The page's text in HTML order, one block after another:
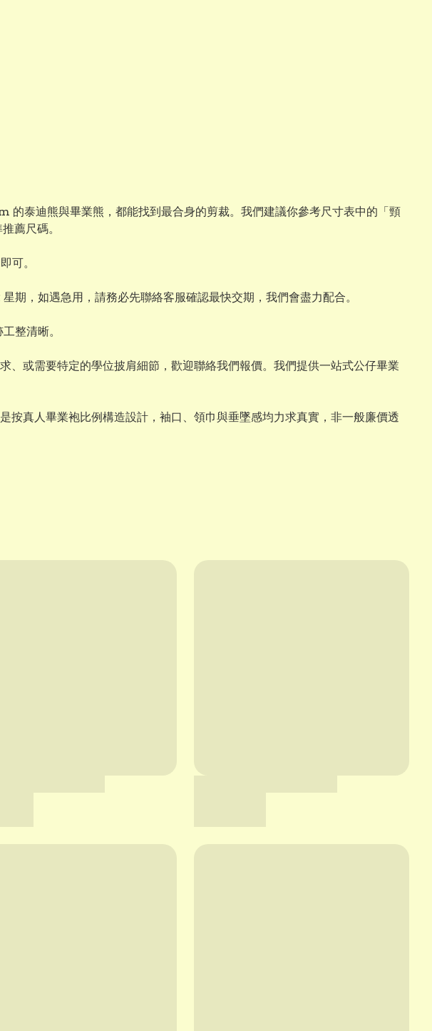
泰迪熊與畢業熊，都能找到最合身的剪裁。我們建議你參考尺寸表中的「頸
薦尺碼。
可。
期，如遇急用，請務必先聯絡客服確認最快交期，我們會盡力配合。
整清晰。
或需要特定的學位披肩細節，歡迎聯絡我們報價。我們提供一站式公仔畢業
真人畢業袍比例構造設計，袖口、領巾與垂墜感均力求真實，非一般廉價透